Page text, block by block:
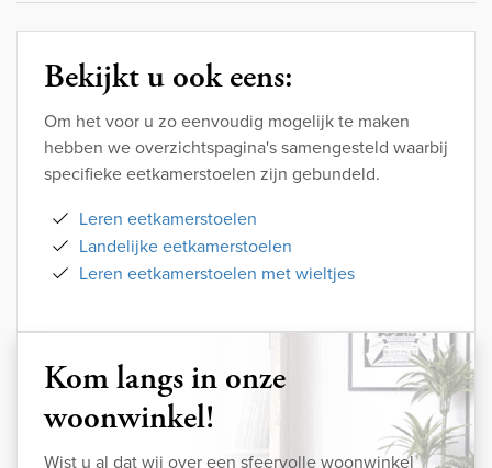
Bekijkt u ook eens:
Om het voor u zo eenvoudig mogelijk te maken
hebben we overzichtspagina's samengesteld waarbij
specifieke eetkamerstoelen zijn gebundeld.
Leren eetkamerstoelen
Landelijke eetkamerstoelen
Leren eetkamerstoelen met wieltjes
Kom langs in onze
woonwinkel!
Wist u al dat wij over een sfeervolle woonwinkel